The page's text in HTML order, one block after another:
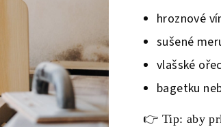
hroznové
sušené
vlašské
bagetku
👉 Tip: aby